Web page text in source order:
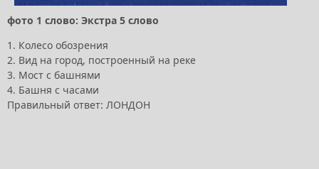
фото 1 слово: Экстра 5 слово
1. Колесо обозрения
2. Вид на город, построенный на реке
3. Мост с башнями
4. Башня с часами
Правильный ответ: ЛОНДОН